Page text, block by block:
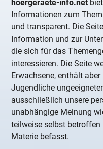
hoergeraete-info.net
Informationen zum
und transparent. Die
Information und zur
die sich für das
interessieren. Die Seite
Erwachsene, enthält
Jugendliche
ausschließlich unsere
unabhängige Meinung
teilweise selbst
Materie befasst.